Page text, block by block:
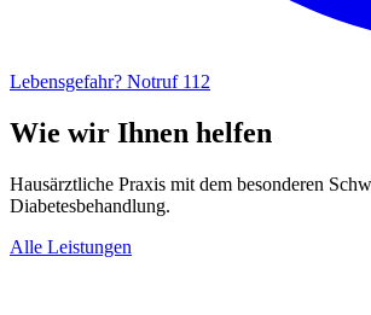
Lebensgefahr? Notruf 112
Wie wir Ihnen helfen
Hausärztliche Praxis mit dem besonderen
Diabetesbehandlung.
Alle Leistungen